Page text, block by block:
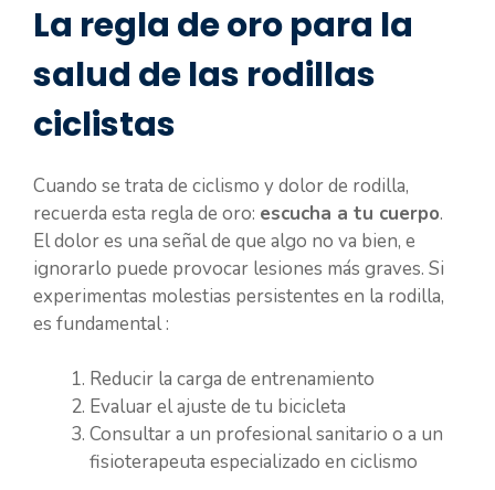
La regla de oro para la
salud de las rodillas
ciclistas
Cuando se trata de ciclismo y dolor de rodilla,
recuerda esta regla de oro: escucha a tu cuerpo.
El dolor es una señal de que algo no va bien, e
ignorarlo puede provocar lesiones más graves. Si
experimentas molestias persistentes en la rodilla,
es fundamental :
Reducir la carga de entrenamiento
Evaluar el ajuste de tu bicicleta
Consultar a un profesional sanitario o a un
fisioterapeuta especializado en ciclismo